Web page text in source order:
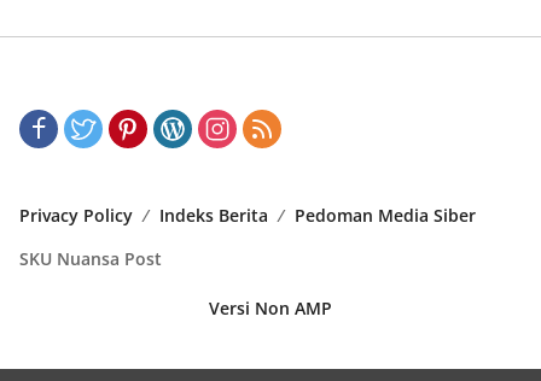
Privacy Policy Indeks Berita
Pedoman Media Siber
SKU Nuansa Post
Versi Non AMP